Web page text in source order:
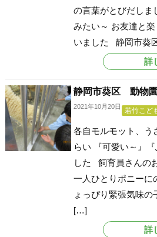
の言葉がとびだし
みたい～ お友達と
いました 静岡市葵
詳
静岡市葵区 動物
2021年10月20日 若竹こど
各自モルモット、う
らい 『可愛い～』
した 飼育員さんの
一人ひとりポニーに
ょっぴり緊張気味
[…]
詳